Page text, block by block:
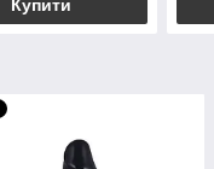
Купити